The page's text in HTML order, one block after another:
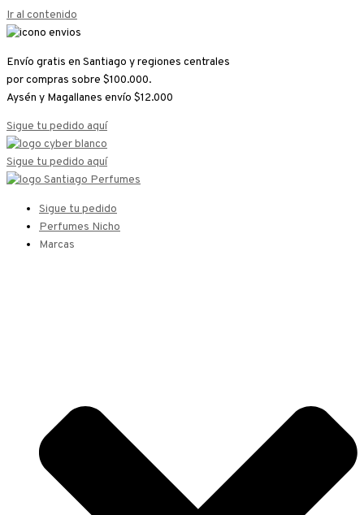
Ir al contenido
Envío gratis en Santiago y regiones centrales
por compras sobre $100.000.
Aysén y Magallanes envío $12.000
Sigue tu pedido aquí
Sigue tu pedido aquí
Sigue tu pedido
Perfumes Nicho
Marcas